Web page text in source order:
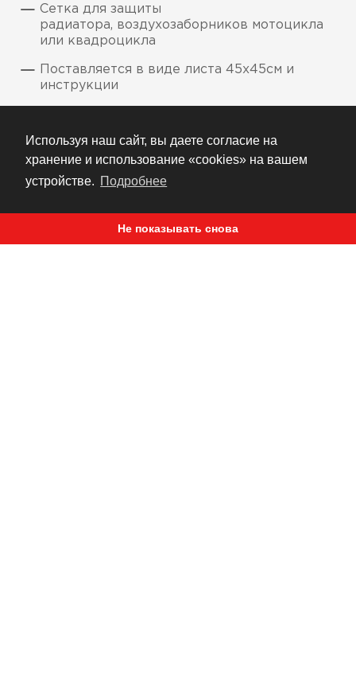
Используя наш сайт, вы даете согласие на
хранение и использование «cookies» на вашем
устройстве. Подробнее
Не показывать снова
Сетка для защиты
радиатора, воздухозаборников мотоцикла
или квадроцикла
Поставляется в виде листа 45х45см и
инструкции
РЕКОМЕНДУЕМ